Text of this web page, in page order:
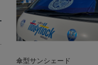
傘型サンシェード